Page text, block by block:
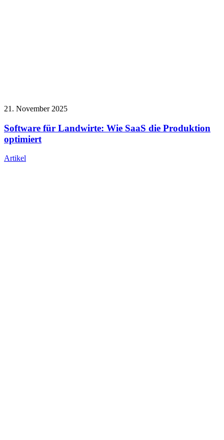
21. November 2025
Software für Landwirte: Wie SaaS die Produktion
optimiert
Artikel